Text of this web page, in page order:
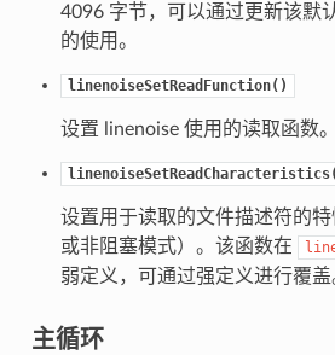
4096 字节，可以通过更新该默
的使用。
linenoiseSetReadFunction()
设置 linenoise 使用的读取函数。
设置用于读取的文件描述符的
或非阻塞模式）。该函数在
弱定义，可通过强定义进行覆盖
主循环